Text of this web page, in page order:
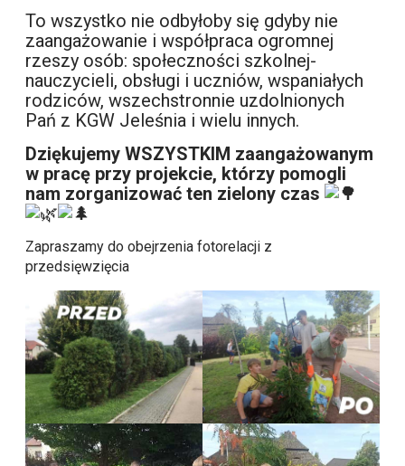
To wszystko nie odbyłoby się gdyby nie
zaangażowanie i współpraca ogromnej
rzeszy osób: społeczności szkolnej-
nauczycieli, obsługi i uczniów, wspaniałych
rodziców, wszechstronnie uzdolnionych
Pań z KGW Jeleśnia i wielu innych.
Dziękujemy WSZYSTKIM zaangażowanym
w pracę przy projekcie, którzy pomogli
nam zorganizować ten zielony czas
Zapraszamy do obejrzenia fotorelacji z
przedsięwzięcia